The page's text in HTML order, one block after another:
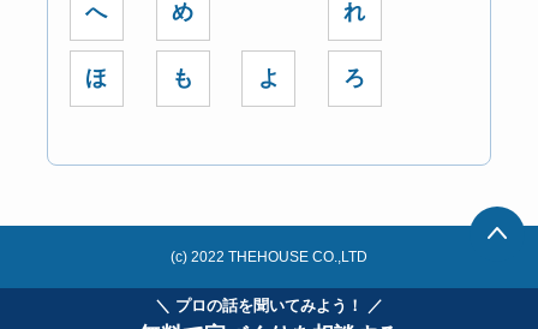
＼ プロの話を聞いてみよう！ ／
へ
ほ
め
も よ
れ
ろ
(c) 2022 THEHOUSE CO.,LTD